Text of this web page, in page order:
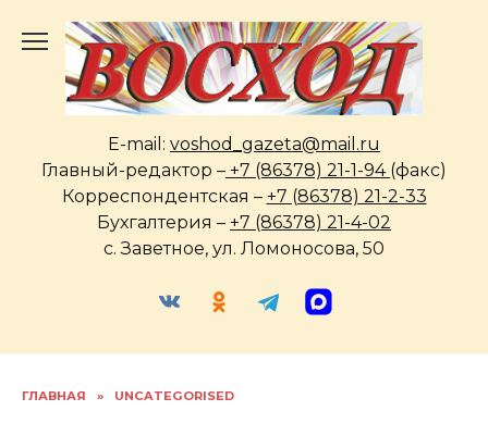
содержанию
E-mail: voshod_gazeta@mail.ru
Главный-редактор – +7 (86378) 21-1-94 (факс)
Корреспондентская – +7 (86378) 21-2-33
Бухгалтерия – +7 (86378) 21-4-02
с. Заветное, ул. Ломоносова, 50
ГЛАВНАЯ » UNCATEGORISED